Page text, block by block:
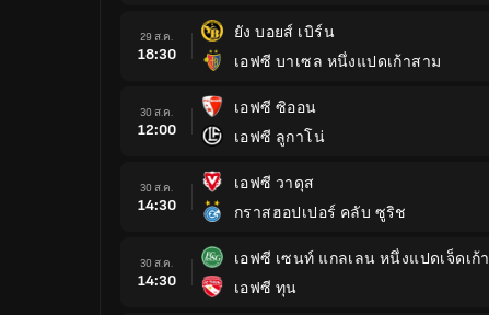
29 ส.ค.
18:30
ยัง บอยส์ เบิร์น
เอฟซี บาเซล หนึ่งแปดเก้าสาม
30 ส.ค.
12:00
เอฟซี ซิออน
เอฟซี ลูกาโน่
30 ส.ค.
14:30
เอฟซี วาดุส
กราสฮอปเปอร์ คลับ ซูริช
30 ส.ค.
14:30
เอฟซี เซนท์ แกลเลน หนึ่งแปดเจ็ดเก้า
เอฟซี ทุน